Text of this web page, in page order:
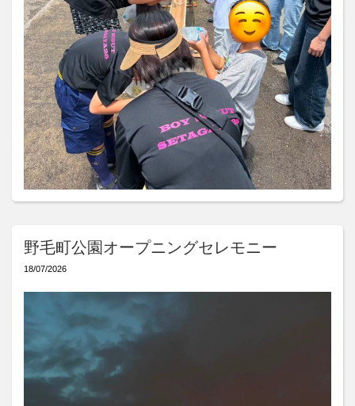
野毛町公園オープニングセレモニー
18/07/2026